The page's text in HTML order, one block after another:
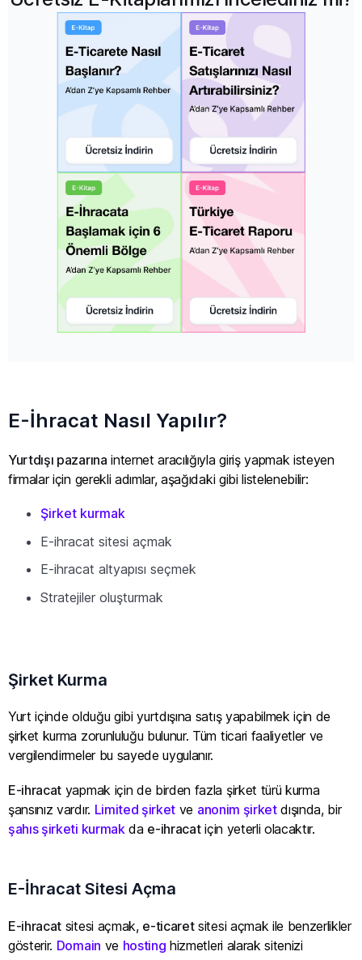
E-İhracat Nasıl Yapılır?
Yurtdışı pazarına internet aracılığıyla giriş yapmak isteyen
firmalar için gerekli adımlar, aşağıdaki gibi listelenebilir:
Şirket kurmak
E-ihracat sitesi açmak
E-ihracat altyapısı seçmek
Stratejiler oluşturmak
Şirket Kurma
Yurt içinde olduğu gibi yurtdışına satış yapabilmek için de
şirket kurma zorunluluğu bulunur. Tüm ticari faaliyetler ve
vergilendirmeler bu sayede uygulanır.
E-ihracat yapmak için de birden fazla şirket türü kurma
şansınız vardır. Limited şirket ve anonim şirketdışında, bir
şahıs şirketi kurmakda e-ihracatiçin yeterli olacaktır.
E-İhracat Sitesi Açma
E-ihracat sitesi açmak, e-ticaretsitesi açmak ile benzerlikler
gösterir. Domain ve hosting hizmetleri alarak sitenizi